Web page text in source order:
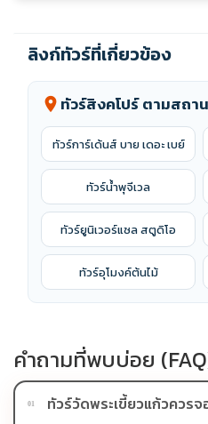
ลิงก์ทัวร์ที่เกี่ยวข้อง
location_on ทัวร์สิงคโปร์ ตามสถา
ทัวร์การ์เด้นส์ บาย เดอะ เบย์
ทัวร์น้ำพุจีเวล
ทัวร์ยูนิเวอร์แซล สตูดิโอ
ทัวร์อุโมงค์ต้นไม้
คำถามที่พบบ่อย
01 ทัวร์วัดพระเขี้ยวแก้วควร